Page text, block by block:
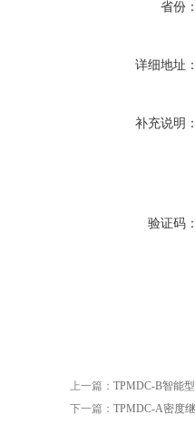
省份
详细地址
补充说明
验证码
上一篇： TPMDC-B智能
下一篇： TPMDC-A密度